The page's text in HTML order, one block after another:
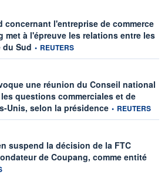
concernant l'entreprise de commerce
met à l'épreuve les relations entre les
du Sud information fournie par
• REUTERS
une réunion du Conseil national
questions commerciales et de
Unis, selon la présidence information
• REUTERS
suspend la décision de la FTC
de Coupang, comme entité
par